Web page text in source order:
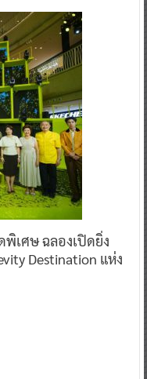
เศษ ฉลองเปิดยิ่ง
Destination แห่ง